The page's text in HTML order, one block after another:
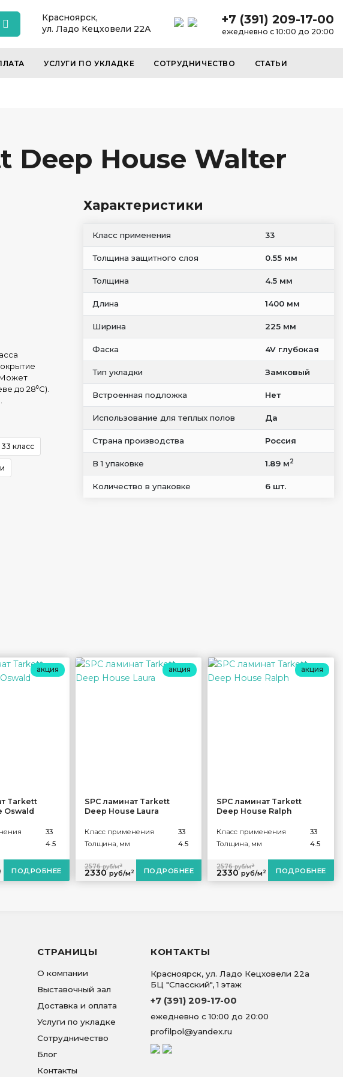
+7 (391) 209-17-00
ежедневно с 10:00 до 20:00
Красноярск,
ул. Ладо Кецховели 22А
УСЛУГИ ПО УКЛАДКЕ СОТРУДНИЧЕСТВО СТАТЬИ
Deep House Walter
Может
до 28⁰С).
33 класс
Характеристики
Класс применения 33
Толщина защитного слоя 0.55 мм
Толщина 4.5 мм
Длина 1400 мм
Ширина 225 мм
Фаска 4V глубокая
Тип укладки Замковый
Встроенная подложка Нет
Использование для теплых полов Да
Страна производства Россия
В 1 упаковке 1.89 м2
Количество в упаковке 6 шт.
акция
Tarkett
Oswald
33
4.5
ПОДРОБНЕЕ
акция
SPC ламинат Tarkett
Deep House Laura
Класс применения
33
Толщина, мм
4.5
2330руб/м 2
2576руб/м2
ПОДРОБНЕЕ
акция
SPC ламинат Tarkett
Deep House Ralph
Класс применения
33
Толщина, мм
4.5
2330руб/м 2
2576руб/м2
ПОДРОБНЕЕ
СТРАНИЦЫ
О компании
Выставочный зал
Доставка и оплата
Услуги по укладке
Сотрудничество
Блог
Контакты
КОНТАКТЫ
Красноярск, ул. Ладо Кецховели 22а
БЦ "Спасский", 1 этаж
+7 (391) 209-17-00
ежедневно с 10:00 до 20:00
profilpol@yandex.ru